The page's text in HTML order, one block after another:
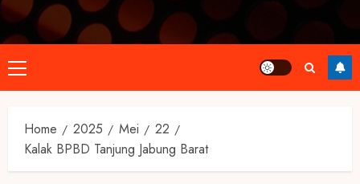
Primary
Menu
Home 2025 Mei
22
Kalak BPBD Tanjung Jabung Barat